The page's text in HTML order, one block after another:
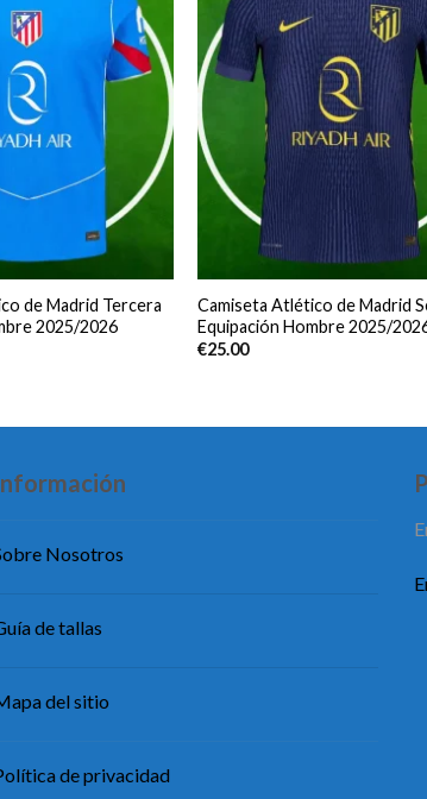
de Madrid Tercera
2025/2026
Camiseta Atlético de Madrid
Equipación Hombre 2025/
€25.00
Nosotros
de tallas
del sitio
de privacidad